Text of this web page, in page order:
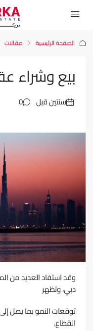
الصفحة الرئيسية مقالات
بيع وشراء
‏سنتين قبل 0
وﻗﺪ اﺳﺘﻔﺎد اﻟﻌﺪﻳﺪ ﻣﻦ
دﺑﻲ، وﺗﻈﻬﺮ
اﻟﻘﻄﺎع.